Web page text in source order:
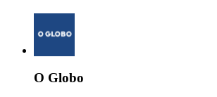
O Globo